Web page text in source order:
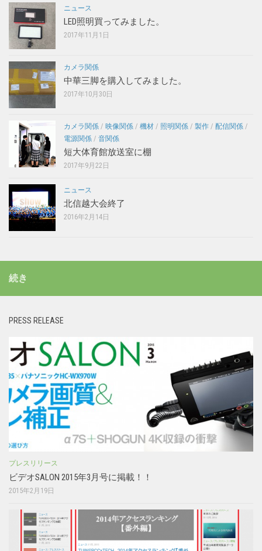
ニュース
LED照明買ってみました。
2017年11月1日
カメラ関係
中華三脚を購入してみました。
2017年10月30日
カメラ関係 / 映像関係 / 機材 / 照明関係 / 製作 / 配信関係 /
電源関係 / 音関係
短大体育館放送室に棚
2017年9月22日
ニュース
北信越大会終了
2016年2月14日
続き
PRESS RELEASE
プレスリリース
ビデオSALON 2015年3月号に掲載！！
2015年2月19日